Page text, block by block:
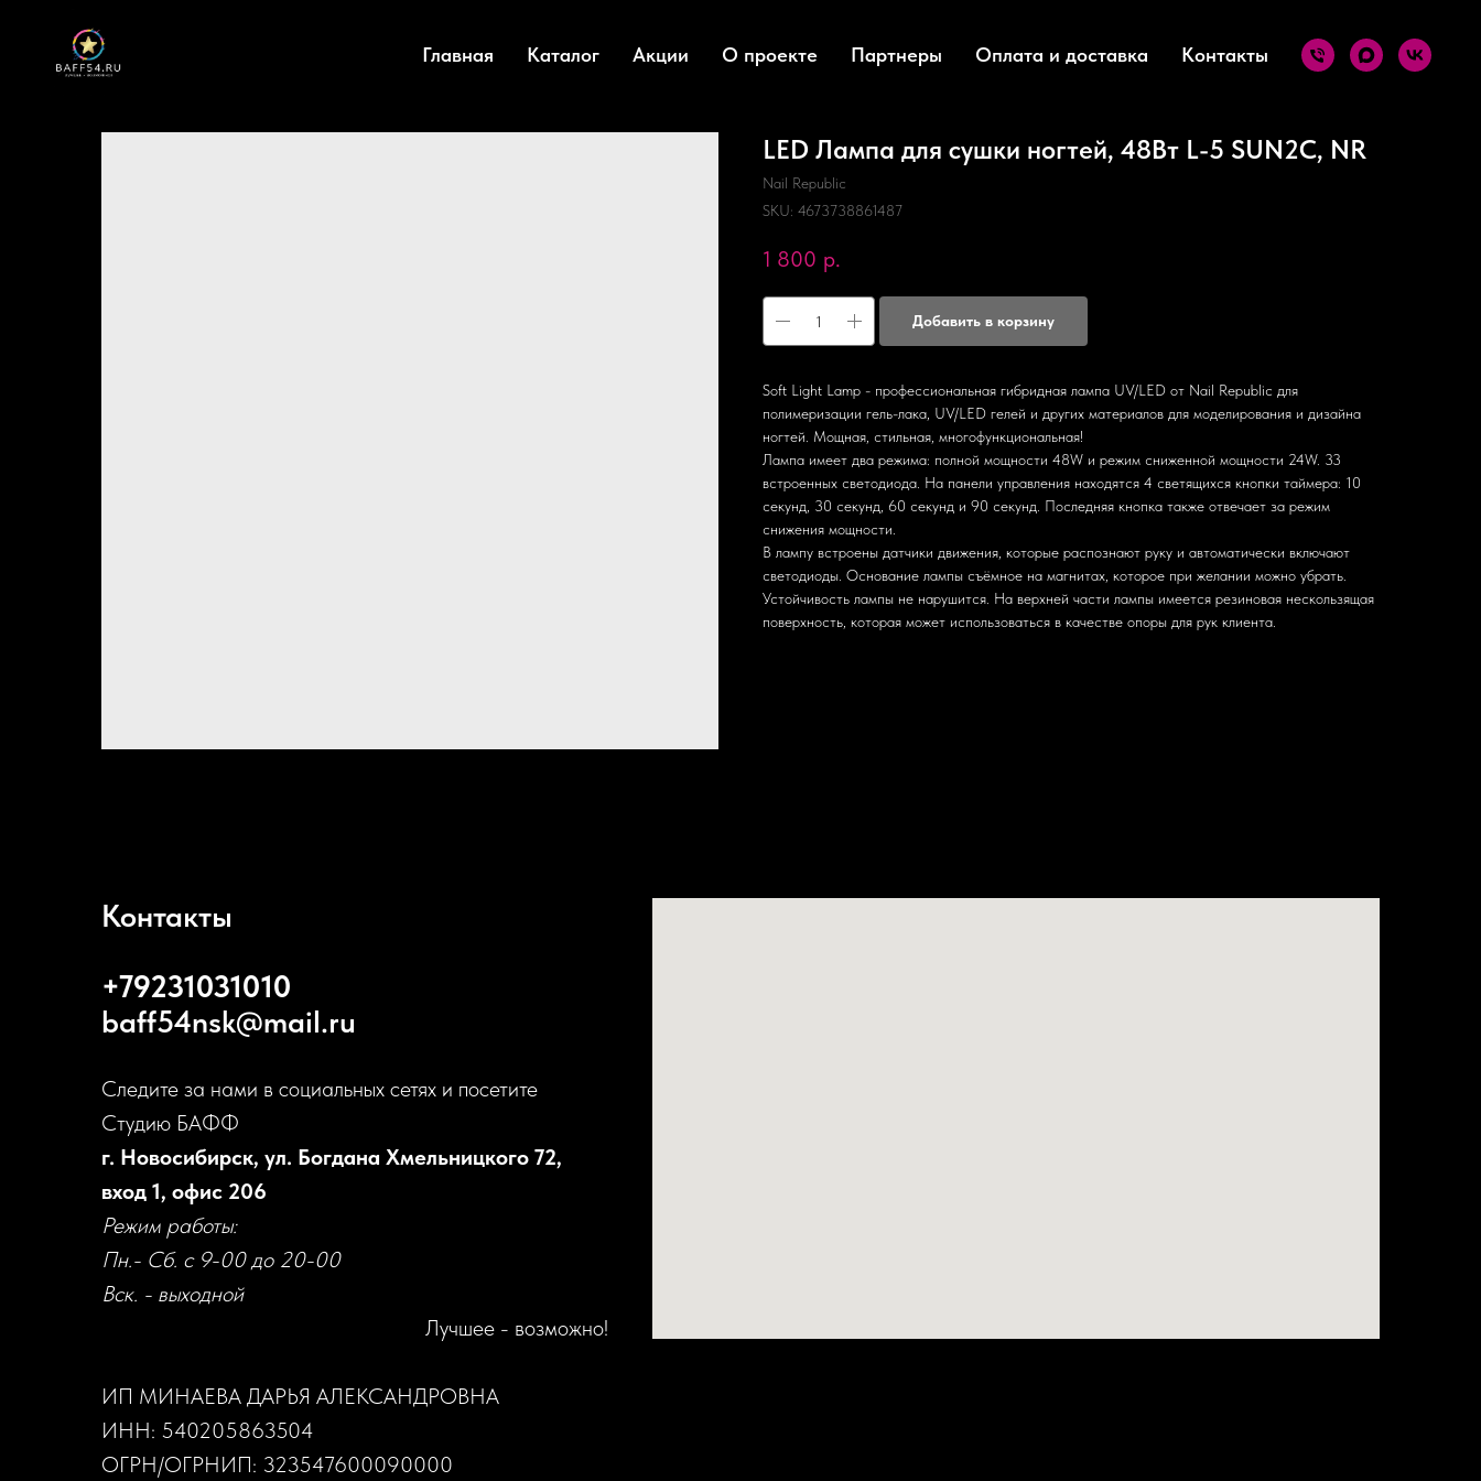
Главная Каталог Акции О проекте Партнеры Оплата и доставка Контакты
LED Лампа для сушки ногтей, 48Вт L-5 SUN2C, NR
Nail Republic
SKU: 4673738861487
1 800 р.
Добавить в корзину
Soft Light Lamp - профессиональная гибридная лампа UV/LED от Nail Republic для
полимеризации гель-лака, UV/LED гелей и других материалов для моделирования и дизайна
ногтей. Мощная, стильная, многофункциональная!
Лампа имеет два режима: полной мощности 48W и режим сниженной мощности 24W. 33
встроенных светодиода. На панели управления находятся 4 светящихся кнопки таймера: 10
секунд, 30 секунд, 60 секунд и 90 секунд. Последняя кнопка также отвечает за режим
снижения мощности.
В лампу встроены датчики движения, которые распознают руку и автоматически включают
светодиоды. Основание лампы съёмное на магнитах, которое при желании можно убрать.
Устойчивость лампы не нарушится. На верхней части лампы имеется резиновая нескользящая
поверхность, которая может использоваться в качестве опоры для рук клиента.
Контакты
+79231031010
baff54nsk@mail.ru
Следите за нами в социальных сетях и посетите
Студию БАФФ
г. Новосибирск, ул. Богдана Хмельницкого 72,
вход 1, офис 206
Режим работы:
Пн.- Сб. с 9-00 до 20-00
Вск. - выходной
Лучшее - возможно!
ИП МИНАЕВА ДАРЬЯ АЛЕКСАНДРОВНА
ИНН: 540205863504
ОГРН/ОГРНИП: 323547600090000